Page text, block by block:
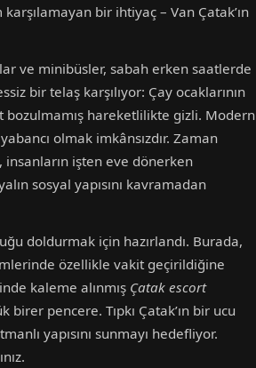
bir ihtiyaç – Van Çatak’ın
ve minibüsler, sabah erken saatlerde
bir telaş karşılıyor: Çay ocaklarının
bozulmamış hareketlilikte gizli. Modern
olmak imkânsızdır. Zaman
insanların işten eve dönerken
sosyal yapısını kavramadan
doldurmak için hazırlandı. Burada,
özellikle vakit geçirildiğine
kaleme alınmış Çatak escort
pencere. Tıpkı Çatak’ın bir ucu
yapısını sunmayı hedefliyor.